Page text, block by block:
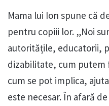
Mama lui Ion spune că
pentru copiii lor. „Noi
autoritățile, educatorii,
dizabilitate, cum putem
cum se pot implica,
este necesar. În afară